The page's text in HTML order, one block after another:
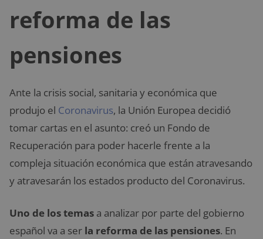
reforma de las
pensiones
Ante la crisis social, sanitaria y económica que
produjo el Coronavirus, la Unión Europea decidió
tomar cartas en el asunto: creó un Fondo de
Recuperación para poder hacerle frente a la
compleja situación económica que están atravesando
y atravesarán los estados producto del Coronavirus.
Uno de los temas a analizar por parte del gobierno
español va a ser la reforma de las pensiones. En